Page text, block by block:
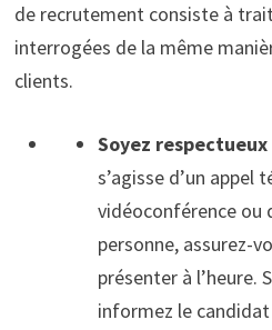
de recrutement consiste à
interrogées de la même
clients.
Soyez
s’agisse d’un appel
vidéoconférence ou
personne, assurez-
présenter à l’heure.
informez le candidat